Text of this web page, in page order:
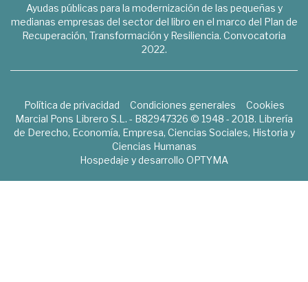
Ayudas públicas para la modernización de las pequeñas y
medianas empresas del sector del libro en el marco del Plan de
Recuperación, Transformación y Resiliencia. Convocatoria
2022.
Política de privacidad Condiciones generales
Cookies
Marcial Pons Librero S.L. - B82947326 © 1948 - 2018. Librería
de Derecho, Economía, Empresa, Ciencias Sociales, Historia y
Ciencias Humanas
Hospedaje y desarrollo OPTYMA